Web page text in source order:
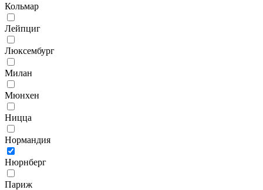
Кольмар
Лейпциг
Люксембург
Милан
Мюнхен
Ницца
Нормандия
Нюрнберг
Париж